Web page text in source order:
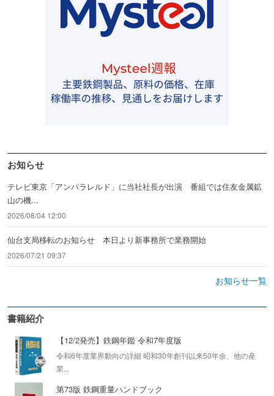
お知らせ
テレビ東京「アンパラレルド」に当社社長が出演 番組では住友金属鉱
山の機...
2026/08/04 12:00
仙台支局移転のお知らせ 本日より新事務所で業務開始
2026/07/21 09:37
お知らせ一覧
書籍紹介
【12/2発売】鉄鋼年鑑 令和7年度版
令和6年度業界動向の詳細 昭和30年創刊以来50年余、他の産
業...
第73版 鉄鋼重量ハンドブック